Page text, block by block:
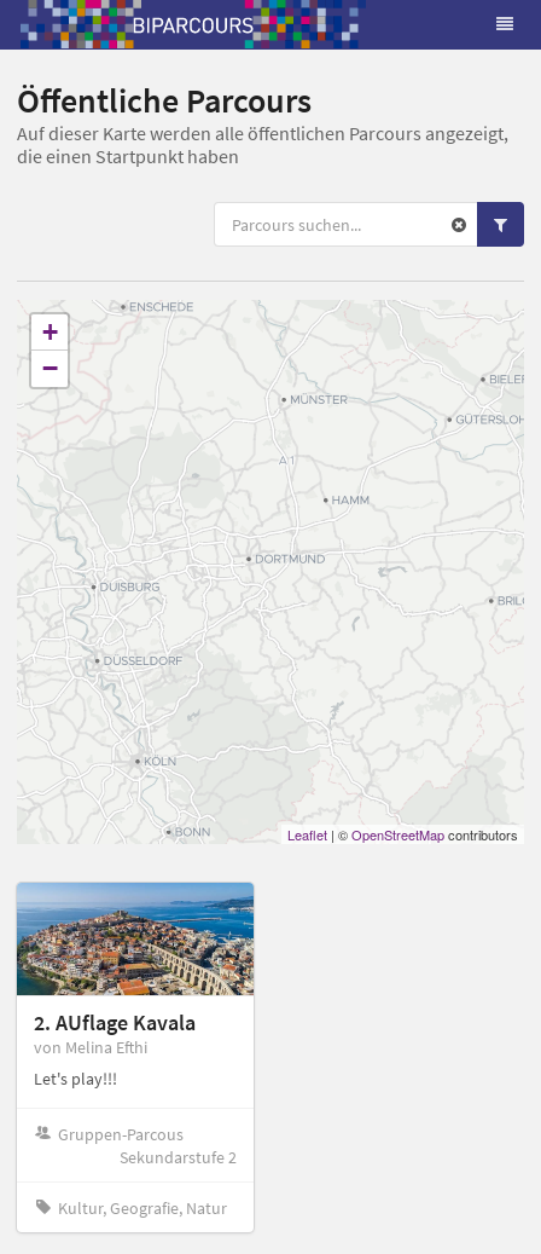
Öffentliche Parcours
Auf dieser Karte werden alle öffentlichen Parcours angezeigt,
die einen Startpunkt haben
+
−
Leaflet | ©OpenStreetMapcontributors
2. AUflage Kavala
von Melina Efthi
Let's play!!!
Gruppen-Parcous
Sekundarstufe 2
Kultur, Geografie, Natur